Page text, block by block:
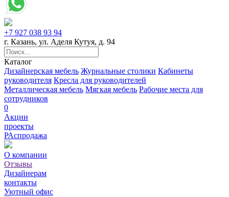
+7 927 038 93 94
г. Казань, ул. Аделя Кутуя, д. 94
Каталог
Дизайнерская мебель Журнальные столики Кабинеты
руководителя Кресла для руководителей
Металлическая мебель Мягкая мебель Рабочие места для
сотрудников
0
Акции
проекты
РАспродажа
О компании
Отзывы
Дизайнерам
контакты
Уютный офис